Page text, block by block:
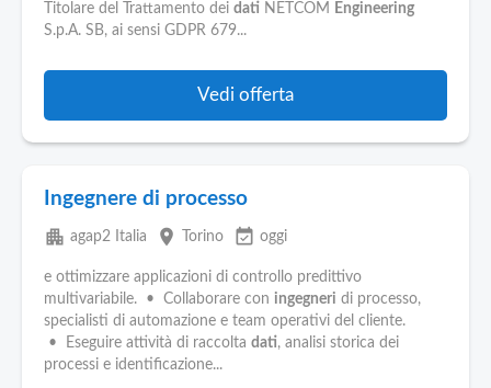
Titolare del Trattamento dei dati NETCOM
Engineering
S.p.A. SB, ai sensi GDPR 679...
Vedi offerta
Ingegnere di processo
apartment agap2 Italia place Torino event_available oggi
e ottimizzare applicazioni di controllo predittivo
multivariabile. • Collaborare con ingegneri di processo,
specialisti di automazione e team operativi del cliente.
• Eseguire attività di raccolta dati, analisi storica dei
processi e identificazione...